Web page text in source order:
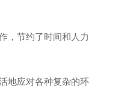
，节约了时间和人力
地应对各种复杂的环